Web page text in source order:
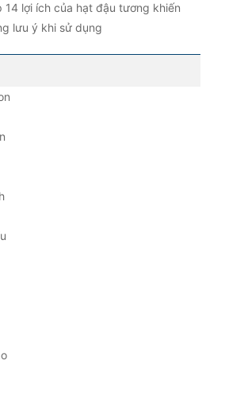
14 lợi ích của hạt đậu tương khiến
lưu ý khi sử dụng